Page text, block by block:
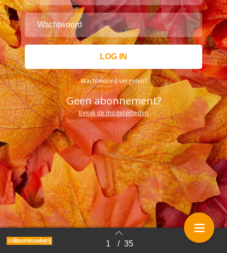
Wachtwoord vergeten?
Geen abonnement?
Bekijk de mogelijkheden
Terug naar overzicht 1 / 35